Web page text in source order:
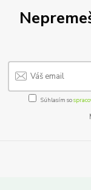
Súhlasím so